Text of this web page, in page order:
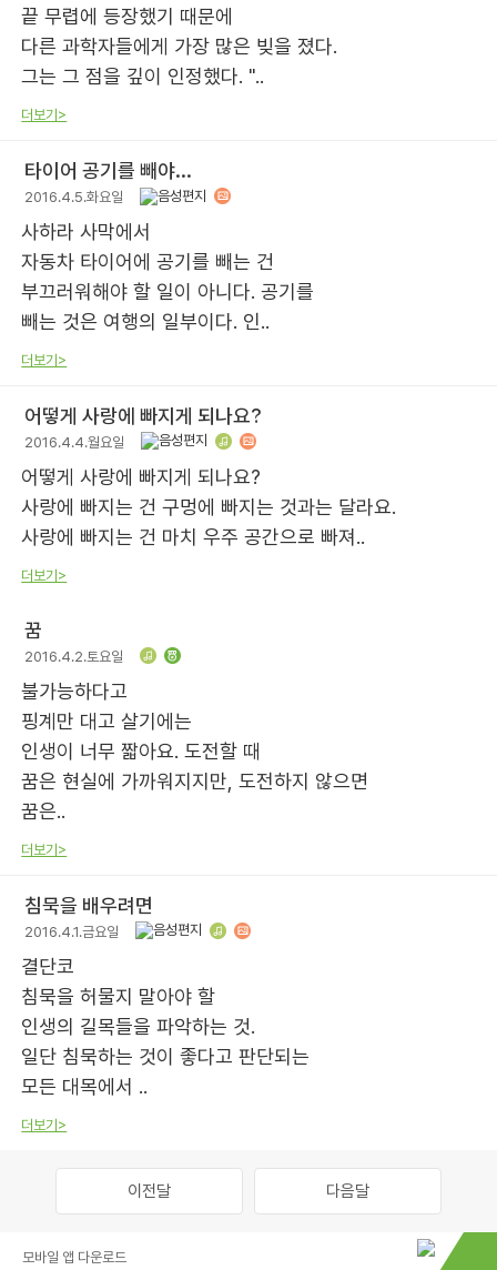
끝 무렵에 등장했기 때문에
다른 과학자들에게 가장 많은 빚을 졌다.
그는 그 점을 깊이 인정했다. "..
더보기>
타이어 공기를 빼야...
2016.4.5.화요일
사하라 사막에서
자동차 타이어에 공기를 빼는 건
부끄러워해야 할 일이 아니다. 공기를
빼는 것은 여행의 일부이다. 인..
더보기>
어떻게 사랑에 빠지게 되나요?
2016.4.4.월요일
어떻게 사랑에 빠지게 되나요?
사랑에 빠지는 건 구멍에 빠지는 것과는 달라요.
사랑에 빠지는 건 마치 우주 공간으로 빠져..
더보기>
꿈
2016.4.2.토요일
불가능하다고
핑계만 대고 살기에는
인생이 너무 짧아요. 도전할 때
꿈은 현실에 가까워지지만, 도전하지 않으면
꿈은..
더보기>
침묵을 배우려면
2016.4.1.금요일
결단코
침묵을 허물지 말아야 할
인생의 길목들을 파악하는 것.
일단 침묵하는 것이 좋다고 판단되는
모든 대목에서 ..
더보기>
이전달 다음달
모바일 앱 다운로드